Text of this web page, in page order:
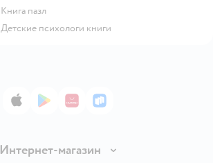
книга пазл
детские психологи книги
App StoreGoogle Play
AppGallery
RuStore
Интернет-магазин